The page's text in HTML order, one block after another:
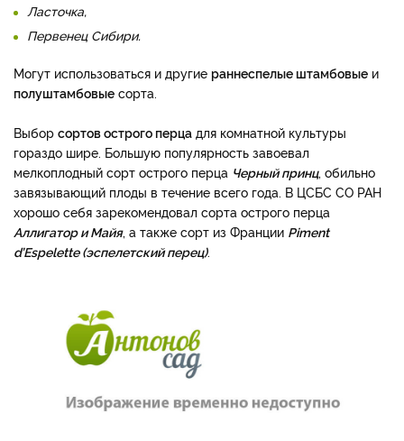
Ласточка,
Первенец Сибири.
Могут использоваться и другие раннеспелые штамбовые и
полуштамбовые сорта.
Выбор сортов острого перца для комнатной культуры
гораздо шире. Большую популярность завоевал
мелкоплодный сорт острого перца Черный принц, обильно
завязывающий плоды в течение всего года. В ЦСБС СО РАН
хорошо себя зарекомендовал сорта острого перца
Аллигатор и Майя, а также сорт из Франции Piment
d’Espelette (эспелетский перец).